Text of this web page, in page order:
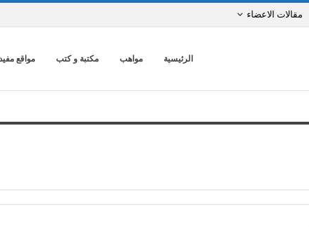
مقالات الاعضاء
الرئيسية مواهب مكتبة و كتب مواقع